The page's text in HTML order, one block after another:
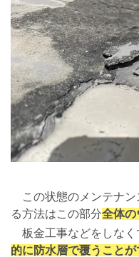
この状態のメンテナン
る方法はこの部分全体の
板金工事などをしなく
的に防水層で覆うこと